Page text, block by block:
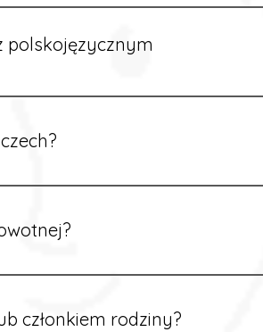
temu masz pewność, że wszystkie
polskojęzycznym
w pobliżu zakładu pracy.
z niemieckim prawem. Dzięki temu
członkiem rodziny?